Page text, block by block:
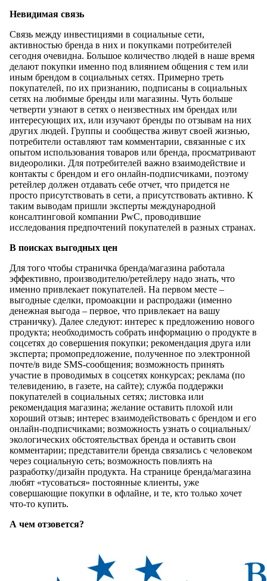
Невидимая связь
Связь между инвестициями в социальные сети,
активностью бренда в них и покупками потребителей
сегодня очевидна. Большое количество людей в наше время
делают покупки именно под влиянием общения с тем или
иным брендом в социальных сетях. Примерно треть
покупателей, по их признанию, подписаны в социальных
сетях на любимые бренды или магазины. Чуть больше
четверти узнают в сетях о неизвестных им брендах или
интересующих их, или изучают бренды по отзывам на них
других людей. Группы и сообщества живут своей жизнью,
потребители оставляют там комментарии, связанные с их
опытом использования товаров или бренда, просматривают
видеоролики. Для потребителей важно взаимодействие и
контакты с брендом и его онлайн-подписчиками, поэтому
ретейлер должен отдавать себе отчет, что придется не
просто присутствовать в сети, а присутствовать активно. К
таким выводам пришли эксперты международной
консалтинговой компании PwC, проводившие
исследования предпочтений покупателей в разных странах.
В поисках выгодных цен
Для того чтобы страничка бренда/магазина работала
эффективно, производителю/ретейлеру надо знать, что
именно привлекает покупателей. На первом месте –
выгодные сделки, промоакции и распродажи (именно
денежная выгода – первое, что привлекает на вашу
страничку). Далее следуют: интерес к предложению нового
продукта; необходимость собрать информацию о продукте в
соцсетях до совершения покупки; рекомендация друга или
эксперта; промопредложение, полученное по электронной
почте/в виде SMS-сообщения; возможность принять
участие в проводимых в соцсетях конкурсах; реклама (по
телевидению, в газете, на сайте); служба поддержки
покупателей в социальных сетях; листовка или
рекомендация магазина; желание оставить плохой или
хороший отзыв; интерес взаимодействовать с брендом и его
онлайн-подписчиками; возможность узнать о социальных/
экологических обстоятельствах бренда и оставить свои
комментарии; представители бренда связались с человеком
через социальную сеть; возможность повлиять на
разработку/дизайн продукта. На странице бренда/магазина
любят «тусоваться» постоянные клиенты, уже
совершающие покупки в офлайне, и те, кто только хочет
что-то купить.
А чем отзовется?